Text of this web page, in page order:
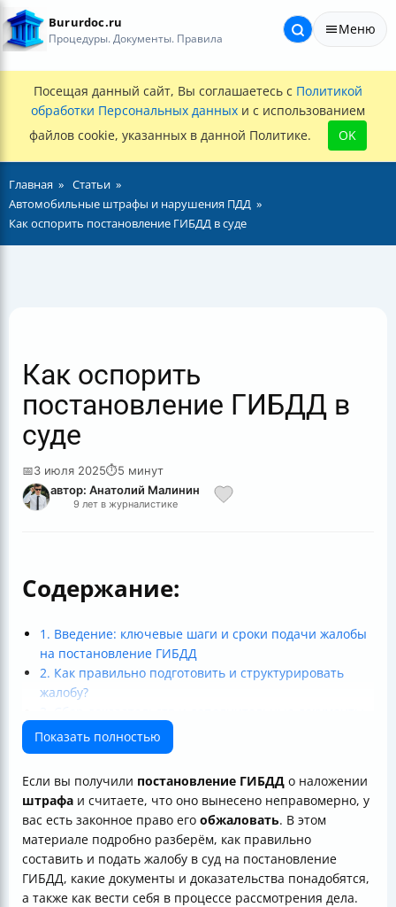
Bururdoc.ru
Процедуры. Документы. Правила
Меню
Посещая данный сайт, Вы соглашаетесь с Политикой
обработки Персональных данных и с использованием
файлов cookie, указанных в данной Политике.
OK
Главная
Статьи
Автомобильные штрафы и нарушения ПДД
Как оспорить постановление ГИБДД в суде
Как оспорить
постановление ГИБДД в
суде
📅3 июля 2025⏱5 минут
автор: Анатолий Малинин
9 лет в журналистике
Содержание:
1. Введение: ключевые шаги и сроки подачи жалобы
на постановление ГИБДД
2. Как правильно подготовить и структурировать
жалобу?
4. Процедура подачи жалобы и сроки
5. Рассмотрение жалобы в суде и возможные
6. Советы и лучшие практики для успешного
обжалования
Итог
Показать полностью
Если вы получили постановление ГИБДД о наложении
штрафа и считаете, что оно вынесено неправомерно, у
вас есть законное право его обжаловать. В этом
материале подробно разберём, как правильно
составить и подать жалобу в суд на постановление
ГИБДД, какие документы и доказательства понадобятся,
а также как вести себя в процессе рассмотрения дела.